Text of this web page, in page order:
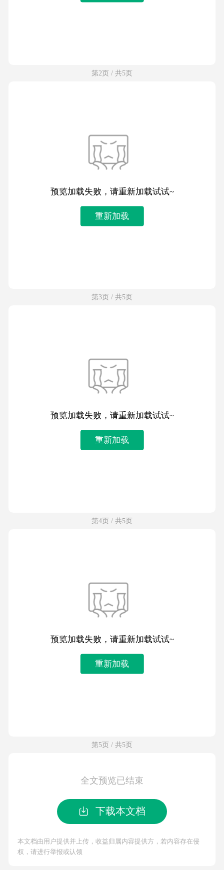
第2页 / 共5页
预览加载失败，请重新加载试试~
重新加载
第3页 / 共5页
预览加载失败，请重新加载试试~
重新加载
第4页 / 共5页
预览加载失败，请重新加载试试~
重新加载
第5页 / 共5页
全文预览已结束
下载本文档
本文档由用户提供并上传，收益归属内容提供方，若内容存在侵
权，请进行举报或认领